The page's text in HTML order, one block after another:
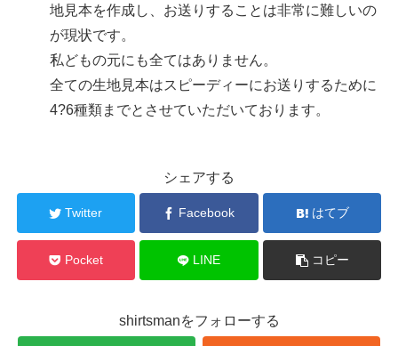
地見本を作成し、お送りすることは非常に難しいの
が現状です。
私どもの元にも全てはありません。
全ての生地見本はスピーディーにお送りするために
4?6種類までとさせていただいております。
シェアする
Twitter Facebook はてブ
Pocket LINE コピー
shirtsmanをフォローする